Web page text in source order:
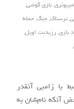
,بازی گوشی,
,ترسناک,جنگ,حمله
بازی, رزیدنت اویل,
با زامبی آنقدر
آنکه نام‌شان به